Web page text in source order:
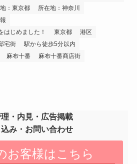
：東京都
所在地：神奈川
はじめました！
東京都
港区
宅街
駅から徒歩5分以内
麻布十番 麻布十番商店街
・内見・広告掲載
み・お問い合わせ
お客様はこちら